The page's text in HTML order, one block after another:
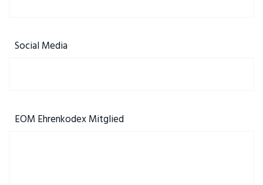
Social Media
EOM Ehrenkodex Mitglied